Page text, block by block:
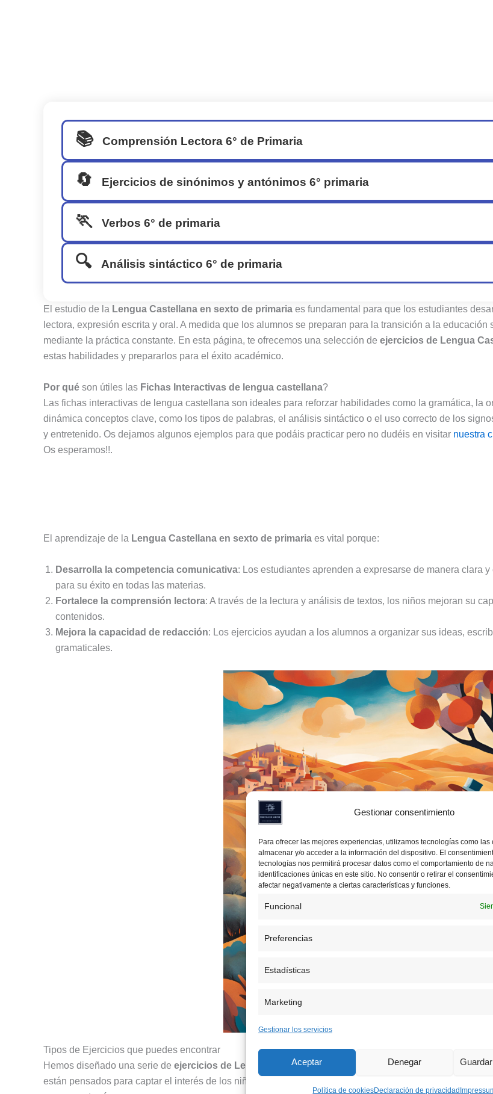
Gestionar consentimiento
Para ofrecer las mejores experiencias, utilizamos tecnologías como las
almacenar y/o acceder a la información del dispositivo. El
tecnologías nos permitirá procesar datos como el comportamiento de
identificaciones únicas en este sitio. No consentir o retirar el
afectar negativamente a ciertas características y funciones.
Funcional
Preferencias
Estadísticas
Marketing
Gestionar los servicios
Aceptar Denegar
Política de cookiesDeclaración de privacidad
📚 Comprensión Lectora 6° de Primaria
🔄 Ejercicios de sinónimos y antónimos 6° primaria
🏃 Verbos 6° de primaria
🔍 Análisis sintáctico 6° de primaria
El estudio de la Lengua Castellana en sexto de primaria es fundamental para que los estudiantes
lectora, expresión escrita y oral. A medida que los alumnos se preparan para la transición a la
mediante la práctica constante. En esta página, te ofrecemos una selección de ejercicios de Lengua
estas habilidades y prepararlos para el éxito académico.
Por qué son útiles las Fichas Interactivas de lengua castellana?
Las fichas interactivas de lengua castellana son ideales para reforzar habilidades como la gramática, la
dinámica conceptos clave, como los tipos de palabras, el análisis sintáctico o el uso correcto de los
y entretenido. Os dejamos algunos ejemplos para que podáis practicar pero no dudéis en visitar nuestra
Os esperamos!!.
El aprendizaje de la Lengua Castellana en sexto de primaria es vital porque:
Desarrolla la competencia comunicativa: Los estudiantes aprenden a expresarse de manera clara
para su éxito en todas las materias.
Fortalece la comprensión lectora: A través de la lectura y análisis de textos, los niños mejoran su
contenidos.
Mejora la capacidad de redacción: Los ejercicios ayudan a los alumnos a organizar sus ideas,
gramaticales.
Tipos de Ejercicios que puedes encontrar
Hemos diseñado una serie de ejercicios de Lengua Castellana para sexto de primaria
que están
están pensados para captar el interés de los niños, asegurando que aprendan mientras se divierten. A